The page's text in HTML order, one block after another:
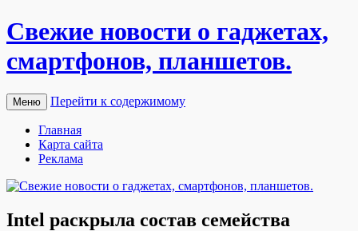
Свежие новости о гаджетах,
смартфонов, планшетов.
Меню Перейти к содержимому
Главная
Карта сайта
Реклама
Intel раскрыла состав семейства